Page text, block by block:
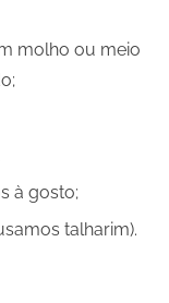
molho ou meio
à gosto;
talharim).